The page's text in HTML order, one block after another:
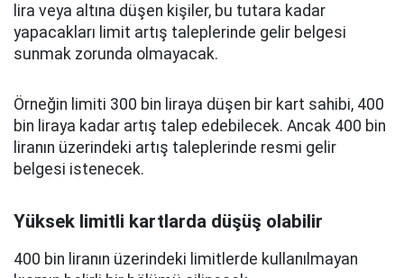
lira veya altına düşen kişiler, bu tutara kadar
yapacakları limit artış taleplerinde gelir belgesi
sunmak zorunda olmayacak.
Örneğin limiti 300 bin liraya düşen bir kart sahibi, 400
bin liraya kadar artış talep edebilecek. Ancak 400 bin
liranın üzerindeki artış taleplerinde resmi gelir
belgesi istenecek.
Yüksek limitli kartlarda düşüş olabilir
400 bin liranın üzerindeki limitlerde kullanılmayan